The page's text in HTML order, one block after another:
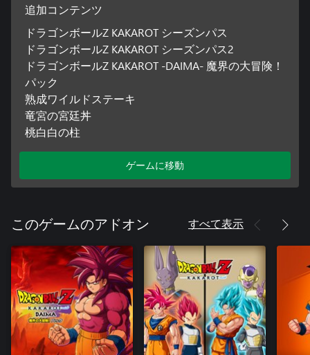
追加コンテンツ
ドラゴンボールZ KAKAROT シーズンパス
ドラゴンボールZ KAKAROT シーズンパス2
ドラゴンボールZ KAKAROT -DAIMA- 魔界の大冒険！
パック
熟成ワイルドステーキ
竜宮の宮廷丼
桃白白の柱
ゲームに移動
このゲームのアドオン すべて表示